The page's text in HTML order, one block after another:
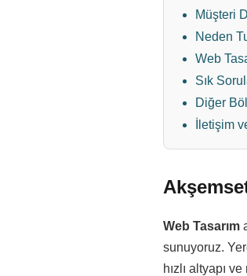
Müşteri
Neden
Web
Sık
Diğer
İletişim
Web Tasarım
sunuyoruz.
hızlı altyapı